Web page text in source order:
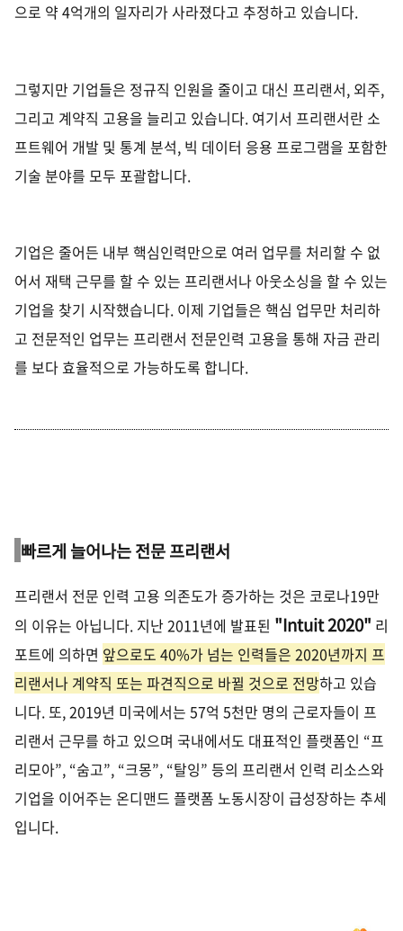
으로 약 4억개의 일자리가 사라졌다고 추정하고 있습니다.
그렇지만 기업들은 정규직 인원을 줄이고 대신 프리랜서, 외주,
그리고 계약직 고용을 늘리고 있습니다. 여기서 프리랜서란 소
프트웨어 개발 및 통계 분석, 빅 데이터 응용 프로그램을 포함한
기술 분야를 모두 포괄합니다.
기업은 줄어든 내부 핵심인력만으로 여러 업무를 처리할 수 없
어서 재택 근무를 할 수 있는 프리랜서나 아웃소싱을 할 수 있는
기업을 찾기 시작했습니다. 이제 기업들은 핵심 업무만 처리하
고 전문적인 업무는 프리랜서 전문인력 고용을 통해 자금 관리
를 보다 효율적으로 가능하도록 합니다.
빠르게 늘어나는 전문 프리랜서
프리랜서 전문 인력 고용 의존도가 증가하는 것은 코로나19만
의 이유는 아닙니다. 지난2011년에 발표된 "Intuit 2020" 리
포트에 의하면 앞으로도 40%가 넘는 인력들은 2020년까지 프
리랜서나 계약직 또는 파견직으로 바뀔 것으로 전망하고 있습
니다. 또, 2019년 미국에서는 57억 5천만 명의 근로자들이 프
리랜서 근무를 하고 있으며 국내에서도 대표적인 플랫폼인 “프
리모아”, “숨고”, “크몽”, “탈잉” 등의 프리랜서 인력 리소스와
기업을 이어주는 온디맨드 플랫폼 노동시장이 급성장하는 추세
입니다.